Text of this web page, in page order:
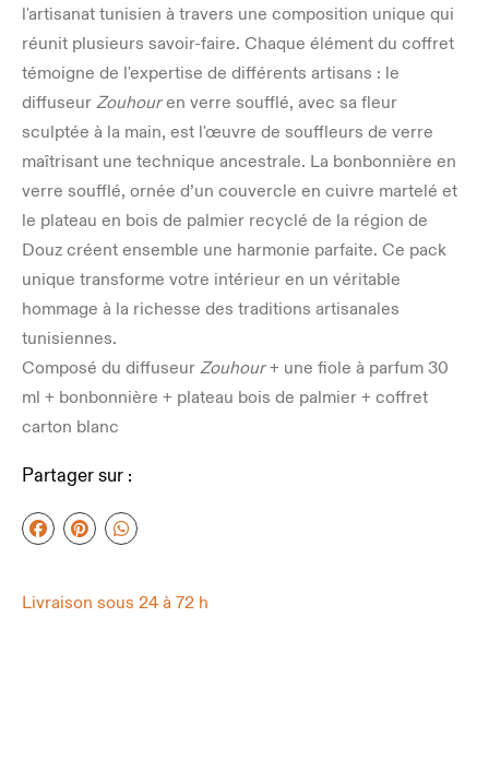
l'artisanat tunisien à travers une composition unique qui
réunit plusieurs savoir-faire. Chaque élément du coffret
témoigne de l'expertise de différents artisans : le
diffuseur Zouhouren verre soufflé, avec sa fleur
sculptée à la main, est l'œuvre de souffleurs de verre
maîtrisant une technique ancestrale. La bonbonnière en
verre soufflé, ornée d’un couvercle en cuivre martelé et
le plateau en bois de palmier recyclé de la région de
Douz créent ensemble une harmonie parfaite. Ce pack
unique transforme votre intérieur en un véritable
hommage à la richesse des traditions artisanales
tunisiennes.
Composé du diffuseur Zouhour+ une fiole à parfum 30
ml + bonbonnière + plateau bois de palmier + coffret
carton blanc
Partager sur :
Livraison sous 24 à 72 h